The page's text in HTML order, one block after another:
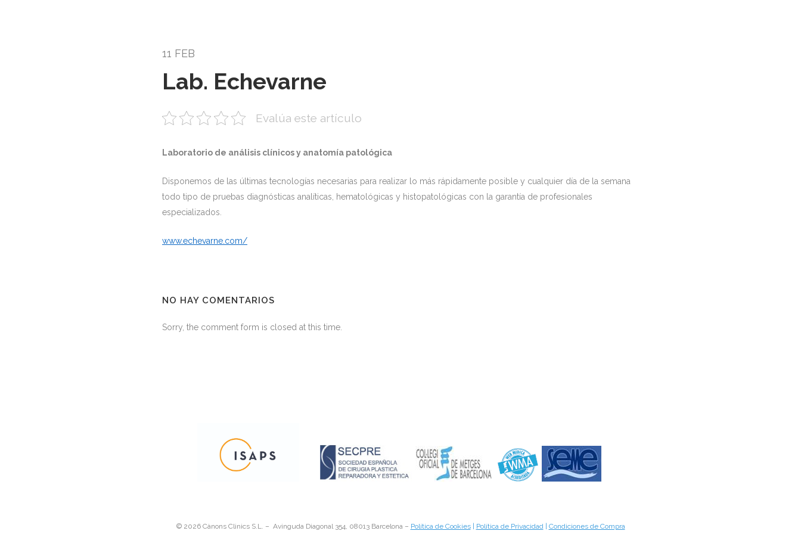
11 FEB
Lab. Echevarne
Evalúa este artículo
Laboratorio de análisis clínicos y anatomía patológica
Disponemos de las últimas tecnologías necesarias para realizar lo más rápidamente posible y cualquier día de la semana
todo tipo de pruebas diagnósticas analíticas, hematológicas y histopatológicas con la garantía de profesionales
especializados.
www.echevarne.com/
NO HAY COMENTARIOS
Sorry, the comment form is closed at this time.
© 2026 Cànons Clinics S.L. – Avinguda Diagonal 354, 08013 Barcelona – Política de Cookies| Política de Privacidad| Condiciones de Compra